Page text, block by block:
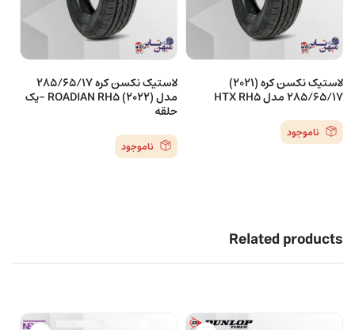
لاستیک نکسن کره (2021)
285/65/17 مدل HTX RH5
ناموجود
لاستیک نکسن کره 285/65/17
مدل ROADIAN RH5 (2022) -یک
حلقه
ناموجود
Related products